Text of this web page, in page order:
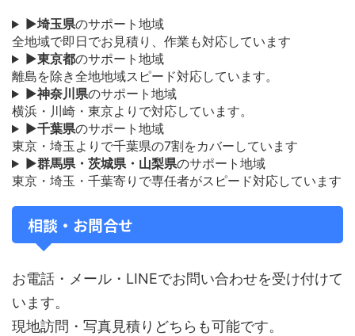
▶埼玉県のサポート地域
全地域で即日でお見積り、作業も対応しています
▶東京都のサポート地域
離島を除き全地地域スピード対応しています。
▶神奈川県のサポート地域
横浜・川崎・東京よりで対応しています。
▶千葉県のサポート地域
東京・埼玉よりで千葉県の7割をカバーしています
▶群馬県・茨城県・山梨県のサポート地域
東京・埼玉・千葉寄りで専任者がスピード対応しています
相談・お問合せ
お電話・メール・LINEでお問い合わせを受け付けて
います。
現地訪問・写真見積りどちらも可能です。